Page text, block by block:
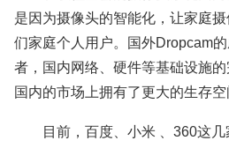
是因为摄像头的智能化，让家庭
们家庭个人用户。国外Dropcam
者，国内网络、硬件等基础设施
国内的市场上拥有了更大的生存空
目前，百度、小米 、360这几